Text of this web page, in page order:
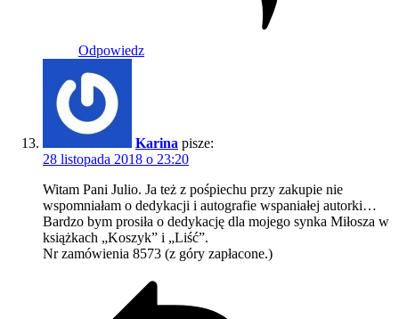
Odpowiedz
Karina pisze:
28 listopada 2018 o 23:20
Witam Pani Julio. Ja też z pośpiechu przy zakupie nie
wspomniałam o dedykacji i autografie wspaniałej autorki…
Bardzo bym prosiła o dedykację dla mojego synka Miłosza w
książkach „Koszyk” i „Liść”.
Nr zamówienia 8573 (z góry zapłacone.)